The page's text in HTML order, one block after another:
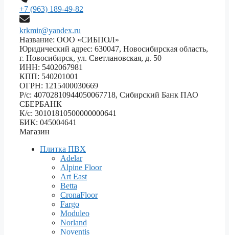
+7 (963) 189-49-82
krkmir@yandex.ru
Название: ООО «СИБПОЛ»
Юридический адрес: 630047, Новосибирская область,
г. Новосибирск, ул. Светлановская, д. 50
ИНН: 5402067981
КПП: 540201001
ОГРН: 1215400030669
Р/с: 40702810944050067718, Сибирский Банк ПАО
СБЕРБАНК
К/с: 30101810500000000641
БИК: 045004641
Магазин
Плитка ПВХ
Adelar
Alpine Floor
Art East
Betta
CronaFloor
Fargo
Moduleo
Norland
Noventis